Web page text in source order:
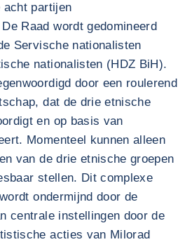
acht partijen
Raad wordt gedomineerd
Servische nationalisten
nationalisten (HDZ BiH).
door een roulerend
dat de drie etnische
en op basis van
Momenteel kunnen alleen
van de drie etnische groepen
stellen. Dit complexe
ondermijnd door de
centrale instellingen door de
acties van Milorad